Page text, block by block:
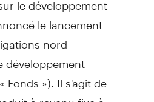
le lancement
nord-
développement
Fonds »). Il s'agit de